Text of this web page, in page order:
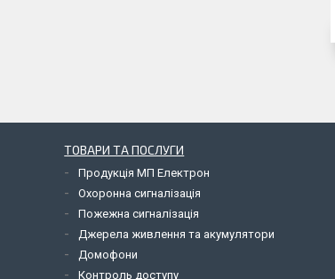
ТОВАРИ ТА ПОСЛУГИ
Продукція МП Електрон
Охоронна сигналізація
Пожежна сигналізація
Джерела живлення та акумулятори
Домофони
Контроль доступу